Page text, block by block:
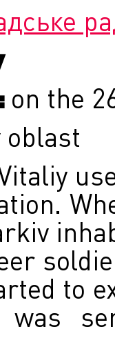
on the
oblast
to
was